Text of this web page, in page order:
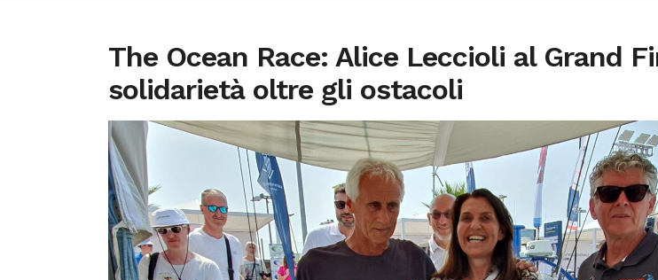
The Ocean Race: Alice Leccioli al Grand
solidarietà oltre gli ostacoli